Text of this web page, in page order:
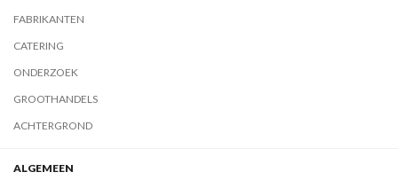
FABRIKANTEN
CATERING
ONDERZOEK
GROOTHANDELS
ACHTERGROND
ALGEMEEN